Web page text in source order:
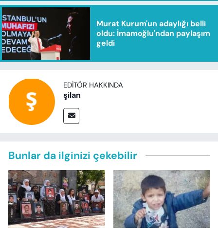
Murat Kurum'un adaylığı belli
oldu: İmamoğlu'ndan paylaşım
geldi
EDITÖR HAKKINDA
şilan
Bunlar da ilginizi çekebilir